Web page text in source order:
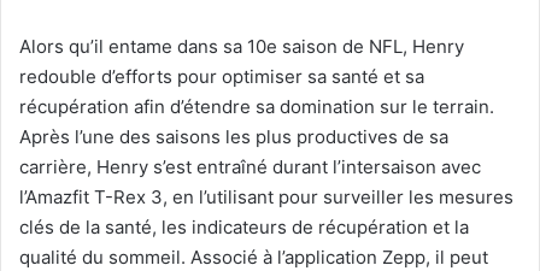
Alors qu’il entame dans sa 10e saison de NFL, Henry
redouble d’efforts pour optimiser sa santé et sa
récupération afin d’étendre sa domination sur le terrain.
Après l’une des saisons les plus productives de sa
carrière, Henry s’est entraîné durant l’intersaison avec
l’Amazfit T-Rex 3, en l’utilisant pour surveiller les mesures
clés de la santé, les indicateurs de récupération et la
qualité du sommeil. Associé à l’application Zepp, il peut